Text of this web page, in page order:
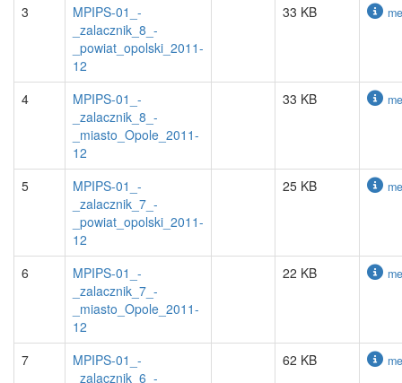
3
MPIPS-01_-
_zalacznik_8_-
_powiat_opolski_2011-
12
33 KB
4
MPIPS-01_-
_zalacznik_8_-
_miasto_Opole_2011-
12
33 KB
5
MPIPS-01_-
_zalacznik_7_-
_powiat_opolski_2011-
12
25 KB
6
MPIPS-01_-
_zalacznik_7_-
_miasto_Opole_2011-
12
22 KB
7
MPIPS-01_-
_zalacznik_6_-
62 KB